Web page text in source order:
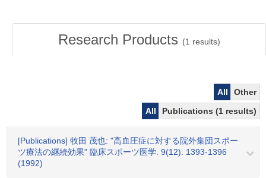
Research Products (1 results)
All
Other
All
Publications (1 results)
[Publications] 牧田 茂也: "高血圧症に対する院外集団スポー
ツ療法の継続効果" 臨床スポーツ医学. 9(12). 1393-1396
(1992)